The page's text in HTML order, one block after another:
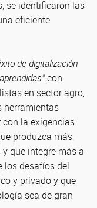
se identificaron las
eficiente
de digitalización
con
en sector agro,
herramientas
la exigencias
produzca más,
que integre más a
los desafíos del
y privado y que
sea de gran